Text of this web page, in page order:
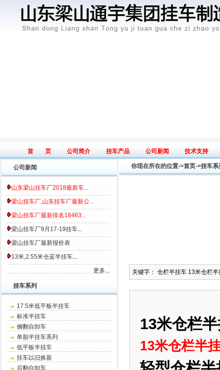
首 页 公司简介 挂车产品 公司新闻 技术支持
你现在所在的位置->首页->挂车系
关键字： 仓栏半挂车 13米仓栏
13米仓栏
13米仓栏半
公司新闻
山东梁山挂车厂2018最新车...
梁山挂车厂,山东挂车厂最新公...
梁山挂车厂最新排名18463...
梁山挂车厂9月17-19挂车...
梁山挂车厂最新报价表
13米,2.55米仓蓝半挂车...
更多...
挂车系列
17.5米低平板半挂车
标准半挂车
侧翻自卸车
单胎半挂车系列
低平板半挂车
挂车以旧换新
后翻自卸车